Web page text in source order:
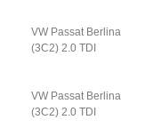
VW Passat Berlina
(3C2) 2.0 TDI
VW Passat Berlina
(3C2) 2.0 TDI